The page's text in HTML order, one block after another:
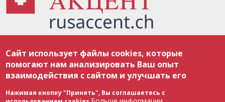
соответствии с законодательством Швейцарии об авторском праве и
международными соглашениями. Полное или частичное использование
материалов возможно только с разрешения редакции. В случае полного
или частичного воспроизведения материалов сайта rusaccent.ch,
ОБЯЗАТЕЛЬНА АКТИВНАЯ ГИПЕРССЫЛКА на конкретный заимствованный
текст. Фотоизображения, размещенные редакцией rusaccent.ch, являются
ее исключительной собственностью. Полное или частичное
Сайт использует файлы cookies, которые
помогают нам анализировать Ваш опыт
взаимодействия с сайтом и улучшать его
Нажимая кнопку "Принять", Вы соглашаетесь с